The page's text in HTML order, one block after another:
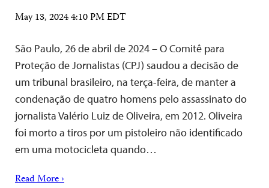
May 13, 2024 4:10 PM EDT
São Paulo, 26 de abril de 2024 – O Comitê para
Proteção de Jornalistas (CPJ) saudou a decisão de
um tribunal brasileiro, na terça-feira, de manter a
condenação de quatro homens pelo assassinato do
jornalista Valério Luiz de Oliveira, em 2012. Oliveira
foi morto a tiros por um pistoleiro não identificado
em uma motocicleta quando…
Read More ›